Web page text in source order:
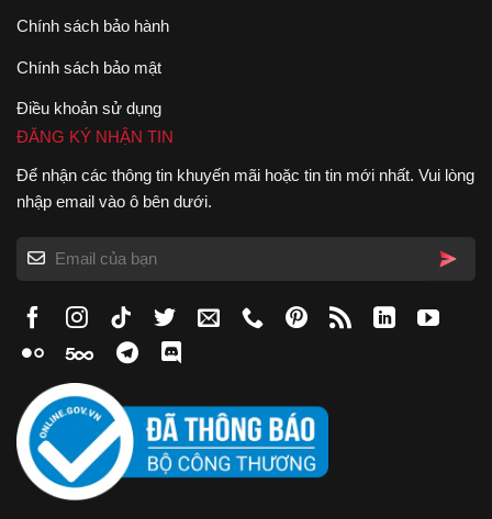
Chính sách bảo hành
Chính sách bảo mật
Điều khoản sử dụng
ĐĂNG KÝ NHẬN TIN
Để nhận các thông tin khuyến mãi hoặc tin tin mới nhất. Vui lòng
nhập email vào ô bên dưới.